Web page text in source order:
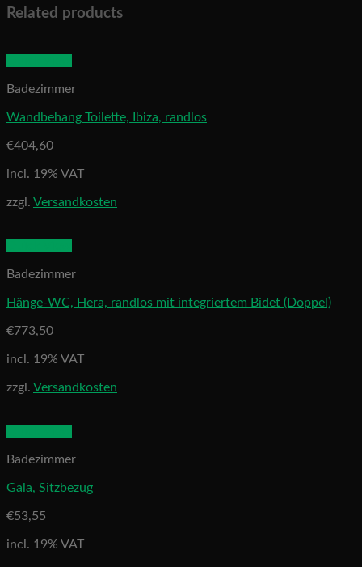
Related products
Badezimmer
Wandbehang Toilette, Ibiza, randlos
€404,60
incl. 19% VAT
zzgl. Versandkosten
Badezimmer
Hänge-WC, Hera, randlos mit integriertem Bidet (Doppel)
€773,50
incl. 19% VAT
zzgl. Versandkosten
Badezimmer
Gala, Sitzbezug
€53,55
incl. 19% VAT